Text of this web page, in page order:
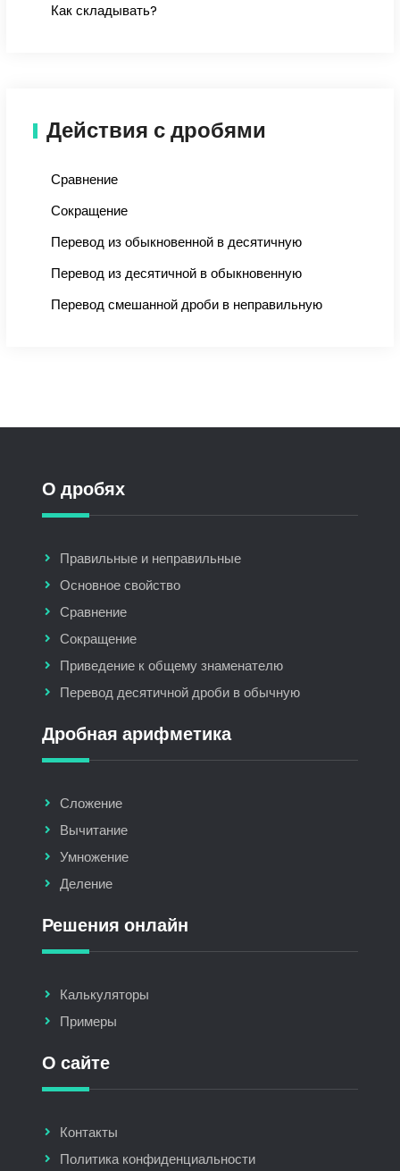
Как складывать?
Действия с дробями
Сравнение
Сокращение
Перевод из обыкновенной в десятичную
Перевод из десятичной в обыкновенную
Перевод смешанной дроби в неправильную
О дробях
Правильные и неправильные
Основное свойство
Сравнение
Сокращение
Приведение к общему знаменателю
Перевод десятичной дроби в обычную
Дробная арифметика
Сложение
Вычитание
Умножение
Деление
Решения онлайн
Калькуляторы
Примеры
О сайте
Контакты
Политика конфиденциальности